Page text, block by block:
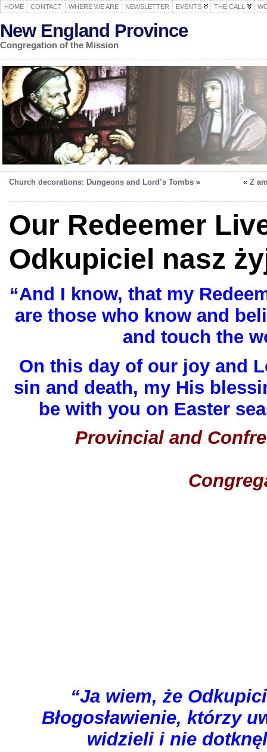
HOME CONTACT WHERE WE ARE NEWSLETTER EVENTS THE CALL
New England Province
Congregation of the Mission
Church decorations: Dungeons and Lord’s Tombs » « Z
Our Redeemer
Odkupiciel nasz
“And I know, that my
are those who know and
and touch the
On this day of our joy and
sin and death, my His
be with you on Easter
Provincial and
“Ja wiem, że
Błogosławienie, którzy
widzieli i nie